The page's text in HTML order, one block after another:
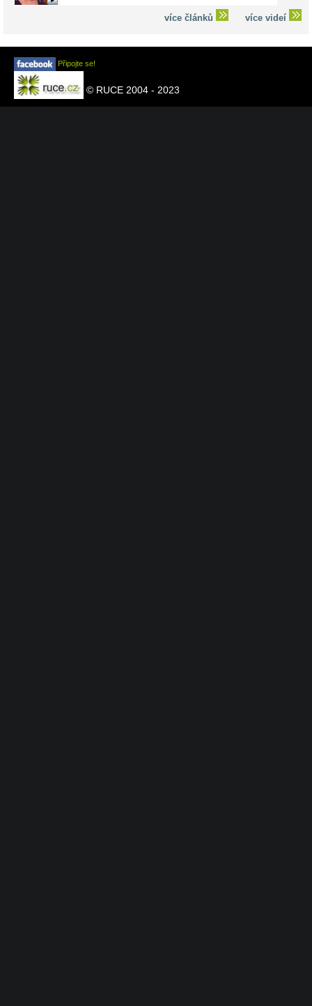
více článků více videí
Připojte se!
© RUCE 2004 - 2023